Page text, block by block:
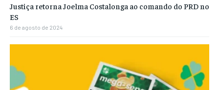
Justiça retorna Joelma Costalonga ao comando do PRD no
ES
6 de agosto de 2024